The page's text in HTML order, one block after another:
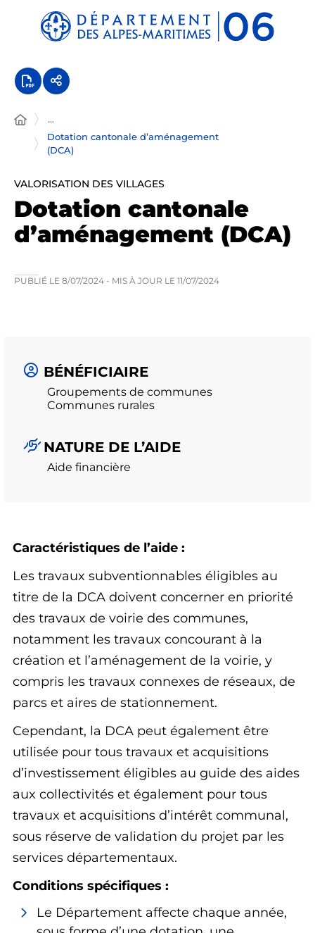
Panneau de gestion des cookies
...
Dotation cantonale d’aménagement
(DCA)
VALORISATION DES VILLAGES
Dotation cantonale
d’aménagement (DCA)
PUBLIÉ LE 8/07/2024 - MIS À JOUR LE 11/07/2024
BÉNÉFICIAIRE
Groupements de communes
Communes rurales
NATURE DE L’AIDE
Aide financière
Caractéristiques de l’aide :
Les travaux subventionnables éligibles au
titre de la DCA doivent concerner en priorité
des travaux de voirie des communes,
notamment les travaux concourant à la
création et l’aménagement de la voirie, y
compris les travaux connexes de réseaux, de
parcs et aires de stationnement.
Cependant, la DCA peut également être
utilisée pour tous travaux et acquisitions
d’investissement éligibles au guide des aides
aux collectivités et également pour tous
travaux et acquisitions d’intérêt communal,
sous réserve de validation du projet par les
services départementaux.
Conditions spécifiques :
Le Département affecte chaque année,